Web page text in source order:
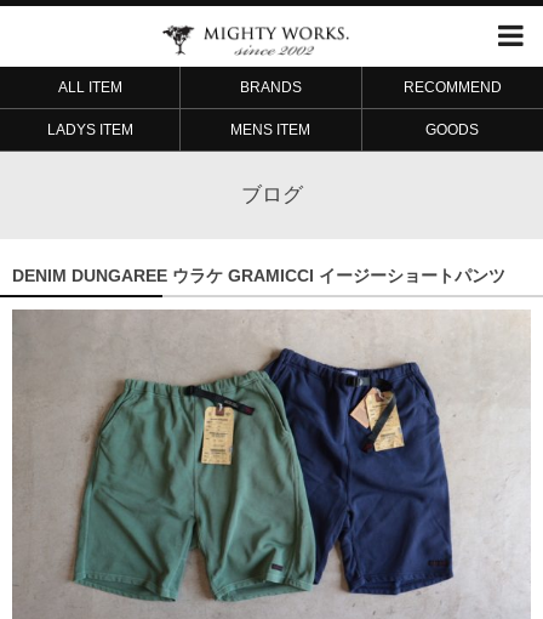
ALL ITEM BRANDS RECOMMEND
LADYS ITEM MENS ITEM GOODS
ブログ
DENIM DUNGAREE ウラケ GRAMICCI イージーショートパンツ